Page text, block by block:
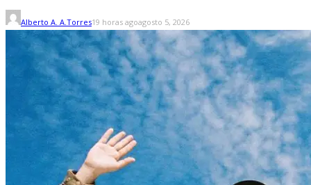
Alberto A. A.Torres19 horas agoagosto 5, 2026